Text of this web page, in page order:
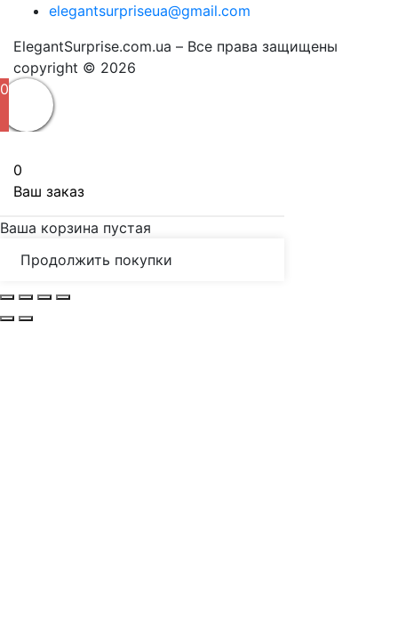
elegantsurpriseua@gmail.com
ElegantSurprise.com.ua – Все права защищены
copyright © 2026
0
0
Ваш заказ
Ваша корзина пустая
Продолжить покупки